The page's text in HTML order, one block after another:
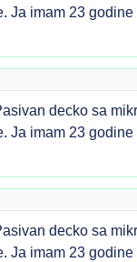
imam 23
decko sa
imam 23
decko sa
imam 23